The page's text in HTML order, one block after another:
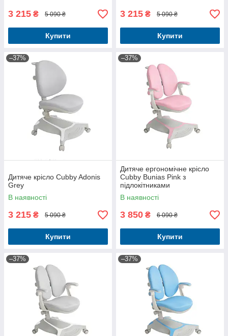
3 215 ₴ 5 090 ₴
Купити
3 215 ₴ 5 090 ₴
Купити
–37%
Дитяче крісло Cubby Adonis
Grey
В наявності
3 215 ₴ 5 090 ₴
Купити
–37%
Дитяче ергономічне крісло
Cubby Bunias Pink з
підлокітниками
В наявності
3 850 ₴ 6 090 ₴
Купити
–37% –37%